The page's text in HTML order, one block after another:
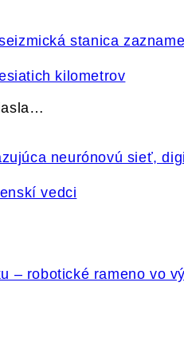
kilometrov
vedci